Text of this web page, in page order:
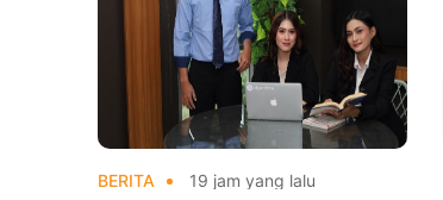
BERITA 19 jam yang lalu